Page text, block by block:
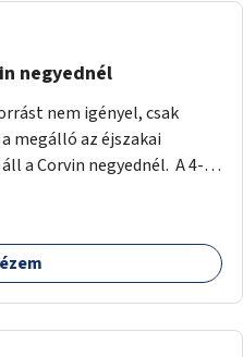
a tömegközlekedés
Bosnyák téri beruházások
utazási igény.
negyednél
nem igényel, csak
megálló az éjszakai
a Corvin negyednél. A 4-es
negyed metrómegállónál is
nem jár, és a 200E
a 4-6 vonalán lakóknak